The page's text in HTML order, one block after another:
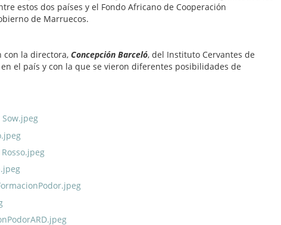
estos dos países y el Fondo Africano de Cooperación
de Marruecos.
con la directora, Concepción Barceló, del Instituto Cervantes de
el país y con la que se vieron diferentes posibilidades de